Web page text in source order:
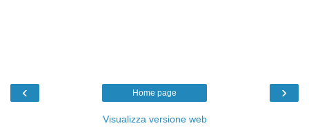
‹ ›
Home page
Visualizza versione web